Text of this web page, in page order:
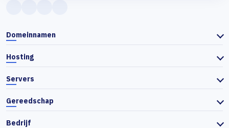
Domeinnamen
Hosting
Servers
Gereedschap
Bedrijf